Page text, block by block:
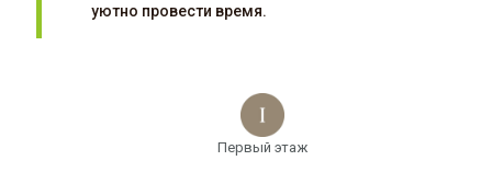
уютно провести время.
Первый этаж